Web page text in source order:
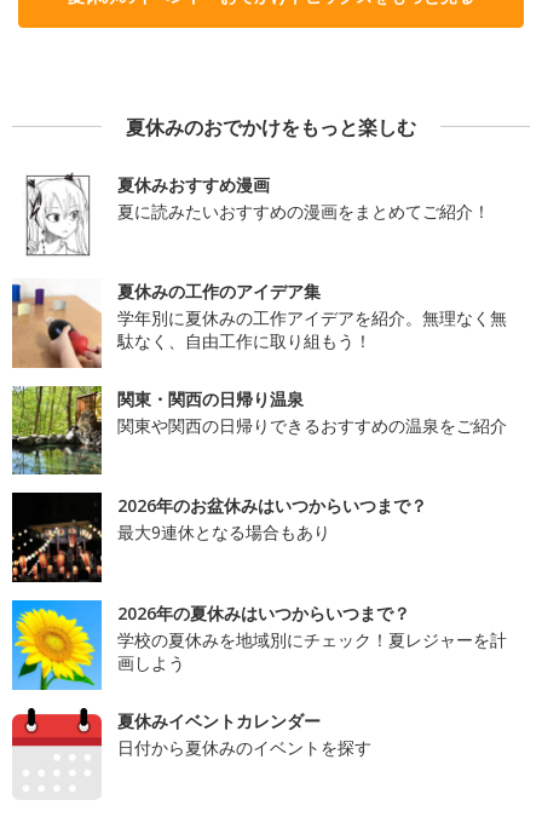
夏休みのおでかけをもっと楽しむ
夏休みおすすめ漫画
夏に読みたいおすすめの漫画をまとめてご紹介！
夏休みの工作のアイデア集
学年別に夏休みの工作アイデアを紹介。無理なく無
駄なく、自由工作に取り組もう！
関東・関西の日帰り温泉
関東や関西の日帰りできるおすすめの温泉をご紹介
2026年のお盆休みはいつからいつまで？
最大9連休となる場合もあり
2026年の夏休みはいつからいつまで？
学校の夏休みを地域別にチェック！夏レジャーを計
画しよう
夏休みイベントカレンダー
日付から夏休みのイベントを探す